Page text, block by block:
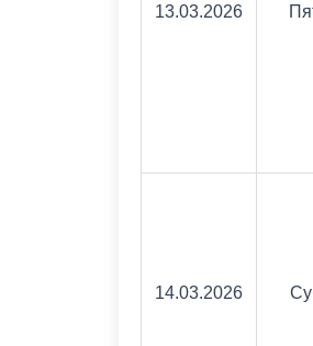
13.03.2026
14.03.2026